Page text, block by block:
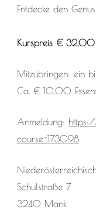
Entdecke den
Kurspreis € 32,00
Mitzubringen: ein
Ca. € 10,00
Anmeldung:
course=173098
Schulstraße 7
3240 Mank